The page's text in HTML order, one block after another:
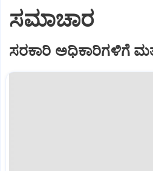
ಸಮಾಚಾರ
ಸರಕಾರಿ ಅಧಿಕಾರಿಗಳಿಗೆ